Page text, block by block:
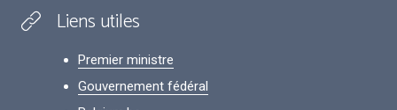
Liens utiles
Premier ministre
Gouvernement fédéral